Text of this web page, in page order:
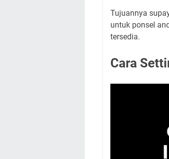
Tujuannya
untuk ponsel
tersedia.
Cara